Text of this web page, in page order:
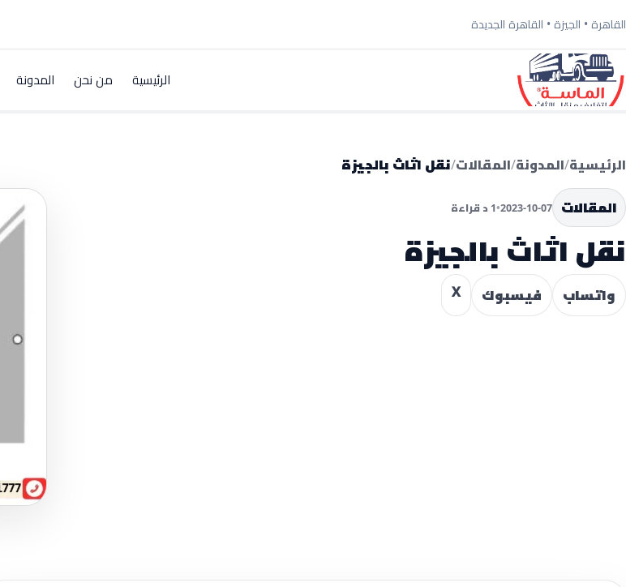
القاهرة • الجيزة • القاهرة الجديدة
الرئيسية من نحن المدونة
الرئيسية المدونة المقالات نقل اثاث بالجيزة
المقالات 2023-10-07
•1 د قراءة
نقل اثاث بالجيزة
واتساب فيسبوك X